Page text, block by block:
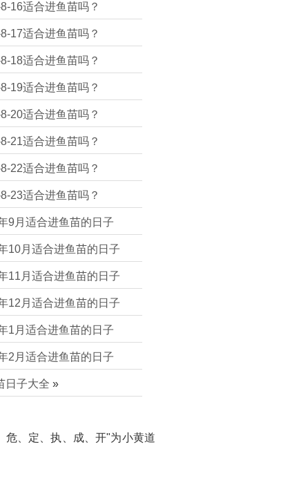
16适合进鱼苗吗？
17适合进鱼苗吗？
18适合进鱼苗吗？
19适合进鱼苗吗？
20适合进鱼苗吗？
21适合进鱼苗吗？
22适合进鱼苗吗？
23适合进鱼苗吗？
9月适合进鱼苗的日子
10月适合进鱼苗的日子
11月适合进鱼苗的日子
12月适合进鱼苗的日子
1月适合进鱼苗的日子
2月适合进鱼苗的日子
日子大全 »
危、定、执、成、开"为小黄道